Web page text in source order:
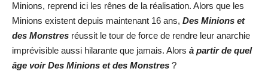
Minions, reprend ici les rênes de la réalisation. Alors que les
Minions existent depuis maintenant 16 ans, Des Minions et
des Monstres réussit le tour de force de rendre leur anarchie
imprévisible aussi hilarante que jamais. Alors à partir de quel
âge voir Des Minions et des Monstres ?